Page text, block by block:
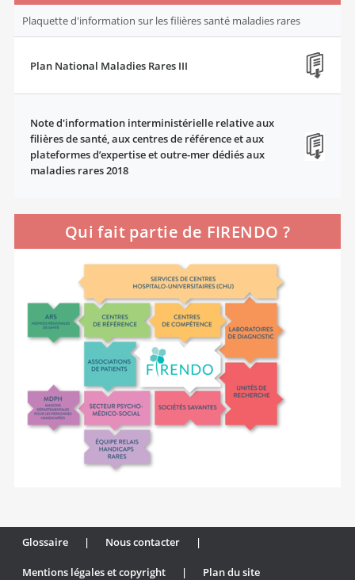
Plaquette d'information sur les filières santé maladies rares
Plan National Maladies Rares III
Note d'information interministérielle relative aux
filières de santé, aux centres de référence et aux
plateformes d’expertise et outre-mer dédiés aux
maladies rares 2018
Qui fait partie de FIRENDO ?
Glossaire | Nous contacter |
Mentions légales et copyright | Plan du site